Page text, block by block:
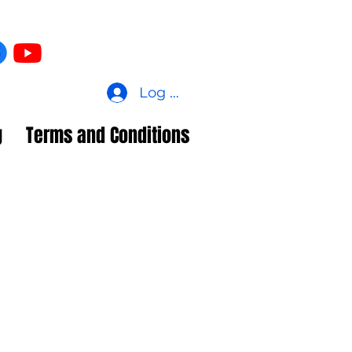
Log In
Terms and Conditions